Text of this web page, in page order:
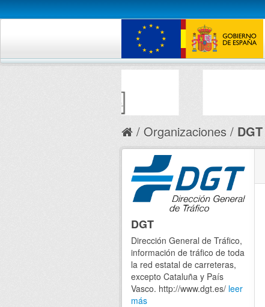
Organizaciones DGT
DGT
Dirección General de Tráfico,
información de tráfico de toda
la red estatal de carreteras,
excepto Cataluña y País
Vasco. http://www.dgt.es/ leer
más